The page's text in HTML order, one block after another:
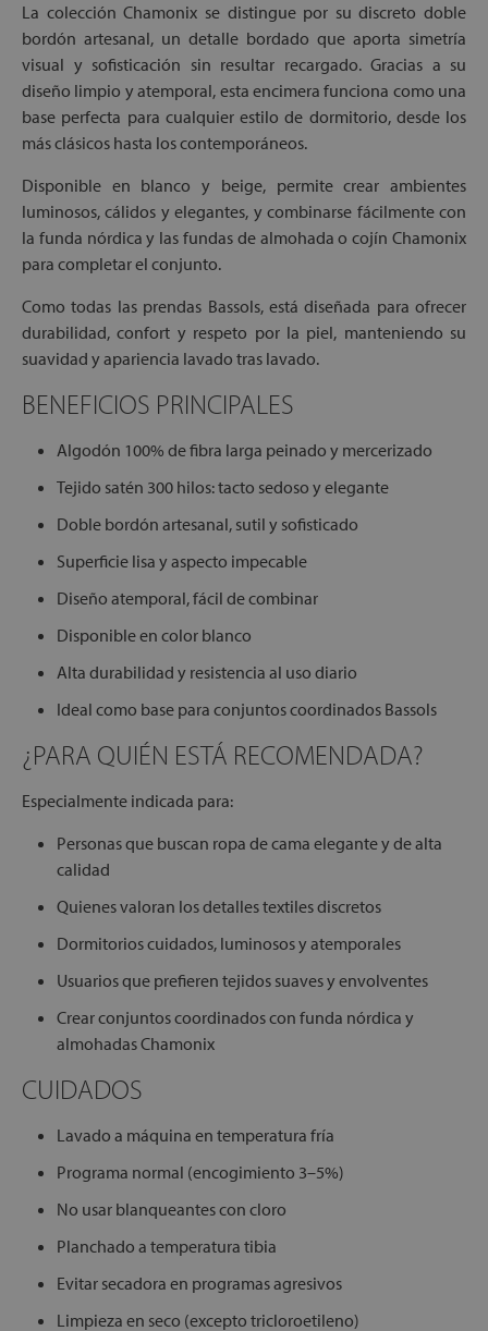
La colección Chamonix se distingue por su discreto doble
bordón artesanal, un detalle bordado que aporta simetría
visual y sofisticación sin resultar recargado. Gracias a su
diseño limpio y atemporal, esta encimera funciona como una
base perfecta para cualquier estilo de dormitorio, desde los
más clásicos hasta los contemporáneos.
Disponible en blanco y beige, permite crear ambientes
luminosos, cálidos y elegantes, y combinarse fácilmente con
la funda nórdica y las fundas de almohada o cojín Chamonix
para completar el conjunto.
Como todas las prendas Bassols, está diseñada para ofrecer
durabilidad, confort y respeto por la piel, manteniendo su
suavidad y apariencia lavado tras lavado.
BENEFICIOS PRINCIPALES
Algodón 100% de fibra larga peinado y mercerizado
Tejido satén 300 hilos: tacto sedoso y elegante
Doble bordón artesanal, sutil y sofisticado
Superficie lisa y aspecto impecable
Diseño atemporal, fácil de combinar
Disponible en color blanco
Alta durabilidad y resistencia al uso diario
Ideal como base para conjuntos coordinados Bassols
¿PARA QUIÉN ESTÁ RECOMENDADA?
Especialmente indicada para:
Personas que buscan ropa de cama elegante y de alta
calidad
Quienes valoran los detalles textiles discretos
Dormitorios cuidados, luminosos y atemporales
Usuarios que prefieren tejidos suaves y envolventes
Crear conjuntos coordinados con funda nórdica y
almohadas Chamonix
CUIDADOS
Lavado a máquina en temperatura fría
Programa normal (encogimiento 3–5%)
No usar blanqueantes con cloro
Planchado a temperatura tibia
Evitar secadora en programas agresivos
Limpieza en seco (excepto tricloroetileno)